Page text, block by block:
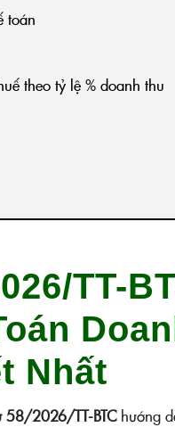
toán
theo tỷ lệ % doanh thu
TT-
Nhất
58/2026/TT-BTChướng